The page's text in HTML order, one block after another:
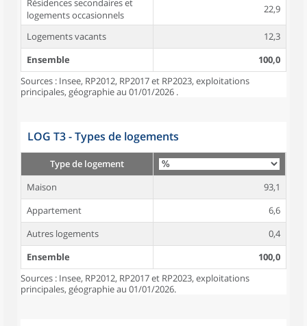
Résidences secondaires et
logements occasionnels
22,9
Logements vacants
12,3
Ensemble
100,0
Sources : Insee, RP2012, RP2017 et RP2023, exploitations
principales, géographie au 01/01/2026 .
LOG T3 - Types de logements
Type de logement
Maison
93,1
Appartement
6,6
Autres logements
0,4
Ensemble
100,0
Sources : Insee, RP2012, RP2017 et RP2023, exploitations
principales, géographie au 01/01/2026.